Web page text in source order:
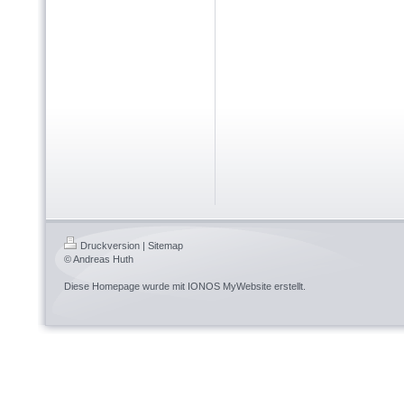
Druckversion | Sitemap
© Andreas Huth
Diese Homepage wurde mit IONOS MyWebsite erstellt.